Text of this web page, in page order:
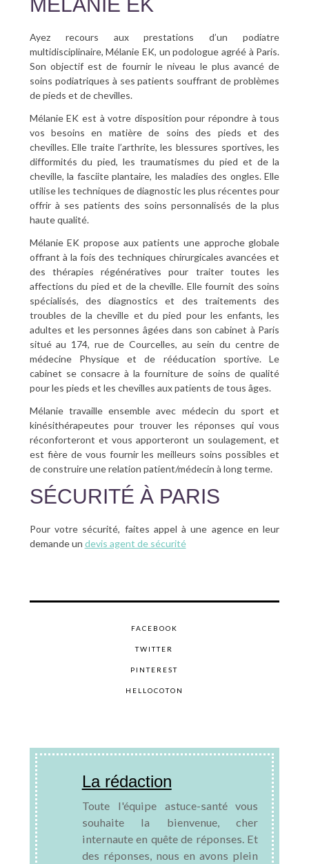
Ayez recours aux prestations d’un podiatre
multidisciplinaire, Mélanie EK, un podologue agréé à Paris.
Son objectif est de fournir le niveau le plus avancé de
soins podiatriques à ses patients souffrant de problèmes
de pieds et de chevilles.
Mélanie EK est à votre disposition pour répondre à tous
vos besoins en matière de soins des pieds et des
chevilles. Elle traite l’arthrite, les blessures sportives, les
difformités du pied, les traumatismes du pied et de la
cheville, la fasciite plantaire, les maladies des ongles. Elle
utilise les techniques de diagnostic les plus récentes pour
offrir à ses patients des soins personnalisés de la plus
haute qualité.
Mélanie EK propose aux patients une approche globale
offrant à la fois des techniques chirurgicales avancées et
des thérapies régénératives pour traiter toutes les
affections du pied et de la cheville. Elle fournit des soins
spécialisés, des diagnostics et des traitements des
troubles de la cheville et du pied pour les enfants, les
adultes et les personnes âgées dans son cabinet à Paris
situé au 174, rue de Courcelles, au sein du centre de
médecine Physique et de rééducation sportive. Le
cabinet se consacre à la fourniture de soins de qualité
pour les pieds et les chevilles aux patients de tous âges.
Mélanie travaille ensemble avec médecin du sport et
kinésithérapeutes pour trouver les réponses qui vous
réconforteront et vous apporteront un soulagement, et
est fière de vous fournir les meilleurs soins possibles et
de construire une relation patient/médecin à long terme.
SÉCURITÉ À PARIS
Pour votre sécurité, faites appel à une agence en leur
demande un devis agent de sécurité
FACEBOOK
TWITTER
PINTEREST
HELLOCOTON
La rédaction
Toute l'équipe astuce-santé vous
souhaite la bienvenue, cher
internaute en quête de réponses. Et
des réponses, nous en avons plein